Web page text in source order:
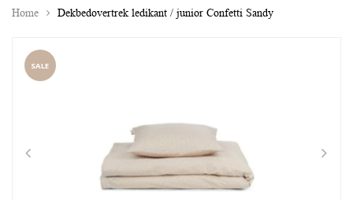
Home Dekbedovertrek ledikant / junior Confetti Sandy
SALE